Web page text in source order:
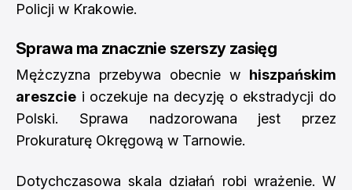
Policji w Krakowie.
Sprawa ma znacznie szerszy zasięg
Mężczyzna przebywa obecnie w hiszpańskim
areszcie i oczekuje na decyzję o ekstradycji do
Polski. Sprawa nadzorowana jest przez
Prokuraturę Okręgową w Tarnowie.
Dotychczasowa skala działań robi wrażenie. W